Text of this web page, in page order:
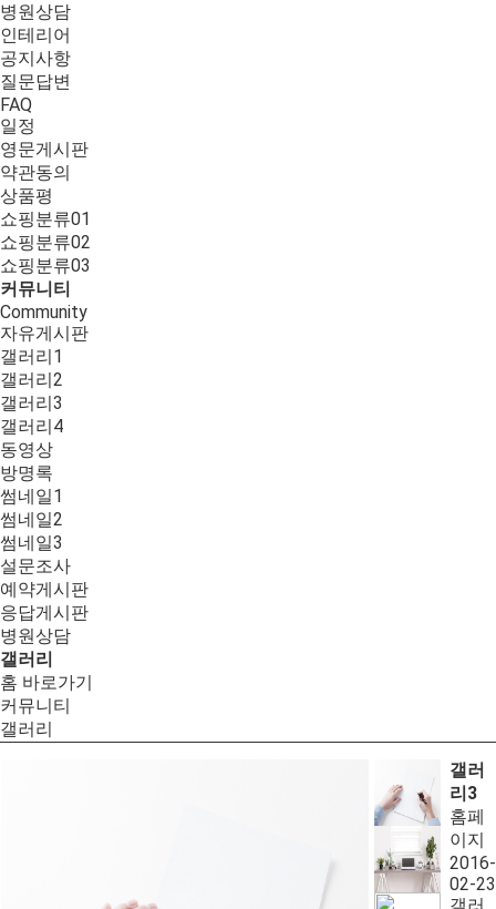
병원상담
인테리어
공지사항
질문답변
FAQ
일정
영문게시판
약관동의
상품평
쇼핑분류01
쇼핑분류02
쇼핑분류03
커뮤니티
Community
자유게시판
갤러리1
갤러리2
갤러리3
갤러리4
동영상
방명록
썸네일1
썸네일2
썸네일3
설문조사
예약게시판
응답게시판
병원상담
갤러리
홈 바로가기
커뮤니티
갤러리
갤러
리3
홈페
이지
2016-
02-23